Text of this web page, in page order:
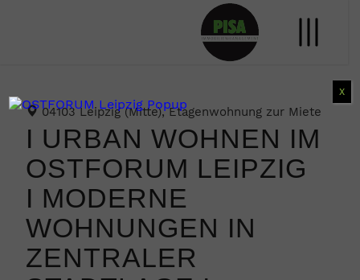
04103 Leipzig (Mitte), Etagenwohnung zur Miete
I URBAN WOHNEN IM
OSTFORUM LEIPZIG
I MODERNE
WOHNUNGEN IN
ZENTRALER
X